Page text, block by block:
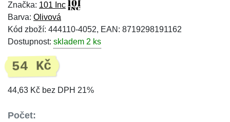
Značka: 101 Inc
Barva: Olivová
Kód zboží: 444110-4052, EAN: 8719298191162
Dostupnost: skladem 2 ks
54 Kč
44,63 Kč bez DPH 21%
Počet: